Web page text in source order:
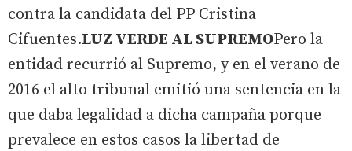
contra la candidata del PP Cristina
Cifuentes.LUZ VERDE AL SUPREMOPero la
entidad recurrió al Supremo, y en el verano de
2016 el alto tribunal emitió una sentencia en la
que daba legalidad a dicha campaña porque
prevalece en estos casos la libertad de